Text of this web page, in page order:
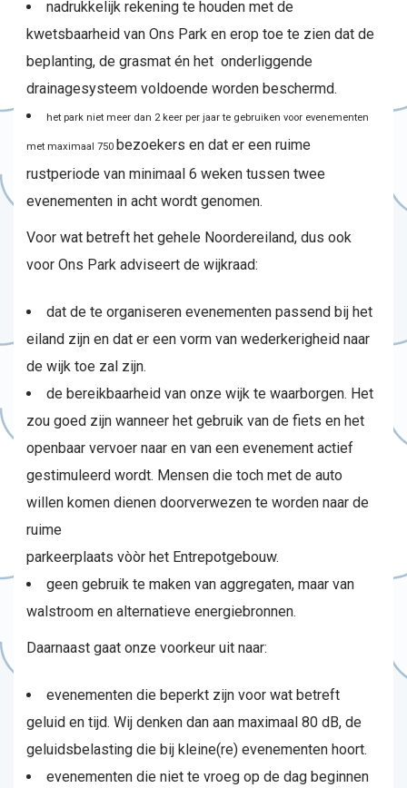
nadrukkelijk rekening te houden met de
kwetsbaarheid van Ons Park en erop toe te zien dat de
beplanting, de grasmat én het onderliggende
drainagesysteem voldoende worden beschermd.
het park niet meer dan 2 keer per jaar te gebruiken voor evenementen
met maximaal 750 bezoekers en dat er een ruime
rustperiode van minimaal 6 weken tussen twee
evenementen in acht wordt genomen.
Voor wat betreft het gehele Noordereiland, dus ook
voor Ons Park adviseert de wijkraad:
dat de te organiseren evenementen passend bij het
eiland zijn en dat er een vorm van wederkerigheid naar
de wijk toe zal zijn.
de bereikbaarheid van onze wijk te waarborgen. Het
zou goed zijn wanneer het gebruik van de fiets en het
openbaar vervoer naar en van een evenement actief
gestimuleerd wordt. Mensen die toch met de auto
willen komen dienen doorverwezen te worden naar de
ruime
parkeerplaats vòòr het Entrepotgebouw.
geen gebruik te maken van aggregaten, maar van
walstroom en alternatieve energiebronnen.
Daarnaast gaat onze voorkeur uit naar:
evenementen die beperkt zijn voor wat betreft
geluid en tijd. Wij denken dan aan maximaal 80 dB, de
geluidsbelasting die bij kleine(re) evenementen hoort.
evenementen die niet te vroeg op de dag beginnen